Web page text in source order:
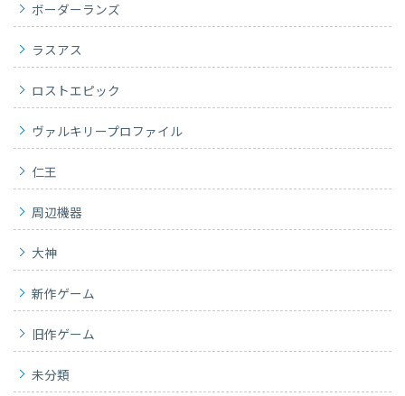
ボーダーランズ
ラスアス
ロストエピック
ヴァルキリープロファイル
仁王
周辺機器
大神
新作ゲーム
旧作ゲーム
未分類